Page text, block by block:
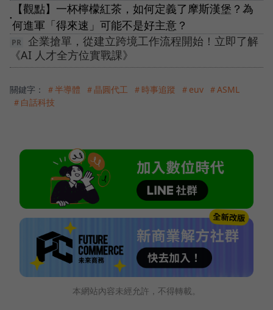
●
【觀點】一杯檸檬紅茶，如何定義了摩斯漢堡？為
何進軍「得來速」可能不是好主意？
企業搶單，從建立跨境工作流程開始！立即了解
《AI 人才全方位實戰課》
關鍵字： ＃半導體 ＃晶圓代工 ＃時事追蹤 ＃euv ＃ASML
＃白話科技
本網站內容未經允許，不得轉載。